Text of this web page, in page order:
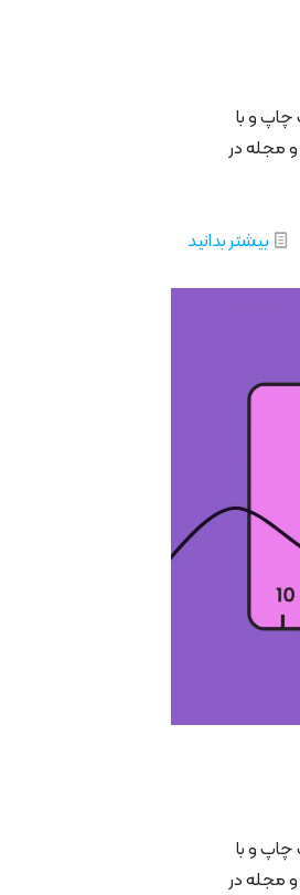
و با
و مجله در
بیشتر بدانید
و با
و مجله در